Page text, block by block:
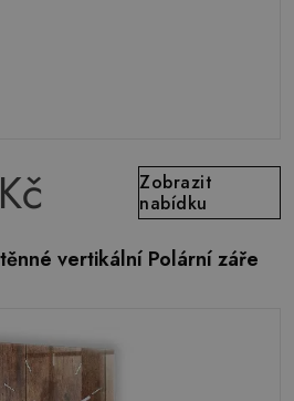
Zobrazit
nabídku
vertikální Polární záře